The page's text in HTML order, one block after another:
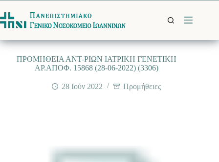
στο
περιεχόμενο
ΠΡΟΜΗΘΕΙΑ ΑΝΤ-ΡΙΩΝ ΙΑΤΡΙΚΗ ΓΕΝΕΤΙΚΗ
ΑΡ.ΑΠΟΦ. 15868 (28-06-2022) (3306)
28 Ιούν 2022 Προμήθειες